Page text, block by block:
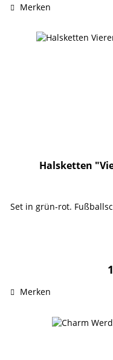
Merken
Halsketten
Set in grün-rot.
Merken